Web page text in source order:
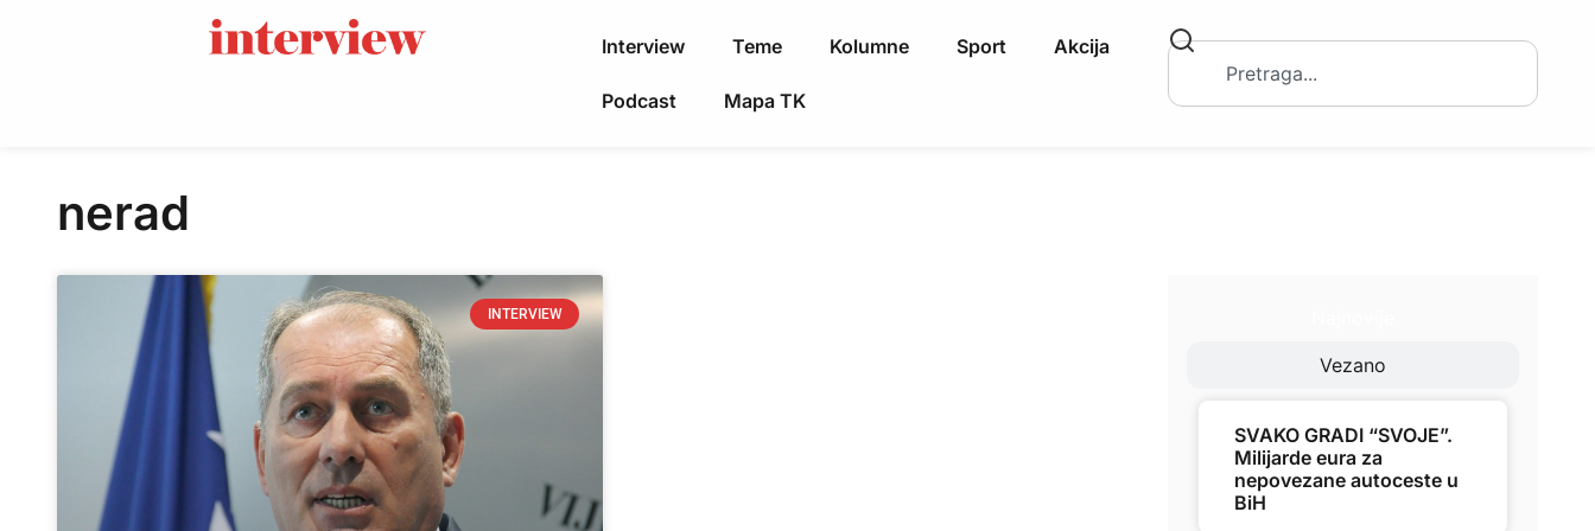
Interview Teme Kolumne Sport Akcija
Podcast Mapa TK
nerad
INTERVIEW
Vezano
SVAKO GRADI “SVOJE”.
Milijarde eura za
nepovezane autoceste u
BiH